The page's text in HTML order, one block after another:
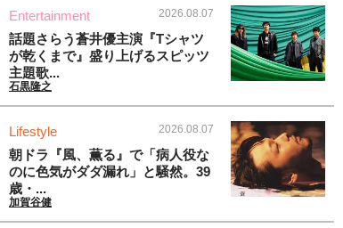
Entertainment 2026.08.07
話題さらう蒼井優主演『Tシャツ
が乾くまで』盛り上げるスピッツ
主題歌...
石黒隆之
Lifestyle 2026.08.07
朝ドラ『風、薫る』で「病人役な
のに色気がダダ漏れ」と騒然。39
歳・...
加賀谷健